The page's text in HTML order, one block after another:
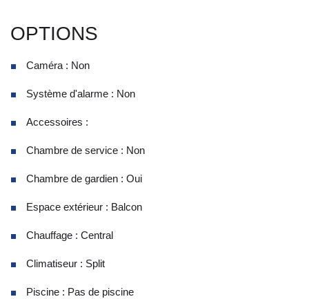
OPTIONS
Caméra : Non
Système d'alarme : Non
Accessoires :
Chambre de service : Non
Chambre de gardien : Oui
Espace extérieur : Balcon
Chauffage : Central
Climatiseur : Split
Piscine : Pas de piscine